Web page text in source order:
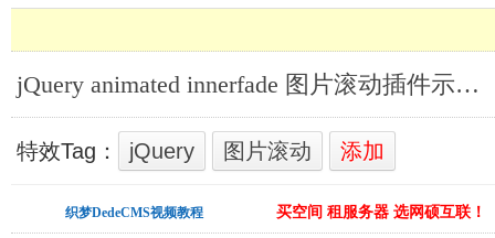
图片特效 > jQuery图片滚动 >
jQuery animated innerfade 图片滚动插件示例_jQuery图片滚动
特效Tag： jQuery 图片滚动 添加
织梦DedeCMS视频教程 买空间 租服务器 选网硕互联！